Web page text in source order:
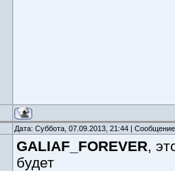
Дата: Суббота, 07.09.2013, 21:44 |
GALIAF_FOREVER,
будет